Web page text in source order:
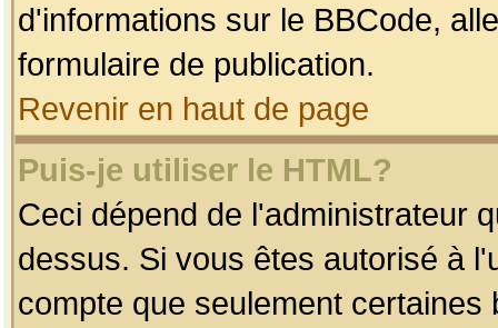
d'informations sur le BBCode,
formulaire de publication.
Revenir en haut de page
Puis-je utiliser le HTML?
Ceci dépend de l'administrateur
dessus. Si vous êtes autorisé à
compte que seulement